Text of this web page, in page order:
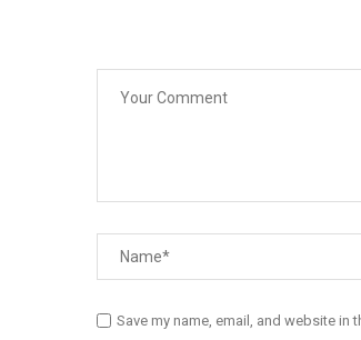
Save my name, email, and website in